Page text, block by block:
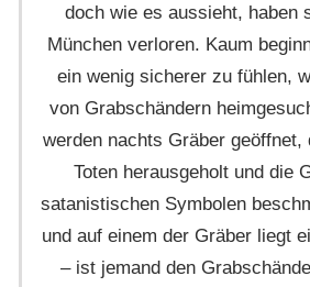
doch wie es aussieht, haben
München verloren. Kaum
ein wenig sicherer zu fühlen,
von Grabschändern
werden nachts Gräber geöffnet,
Toten herausgeholt und die
satanistischen Symbolen
und auf einem der Gräber liegt
– ist jemand den